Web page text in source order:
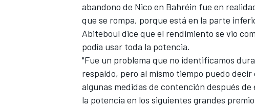
abandono de Nico en Bahréin fue en
que se rompa, porque está en la parte
Abiteboul dice que el rendimiento se vio
podía usar toda la potencia.
"Fue un problema que no identificamos
respaldo, pero al mismo tiempo puedo
algunas medidas de contención después
la potencia en los siguientes grandes